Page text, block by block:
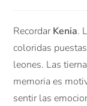
RecordarKenia.
coloridas
leones. Las
memoria es
sentir las